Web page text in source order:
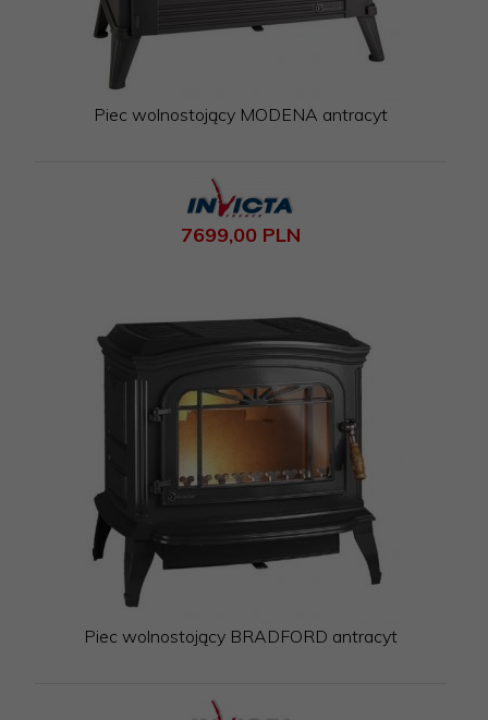
Piec wolnostojący MODENA antracyt
7699,00 PLN
Piec wolnostojący BRADFORD antracyt